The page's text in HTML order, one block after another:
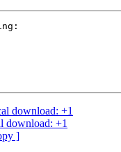
download: +1
download: +1
]